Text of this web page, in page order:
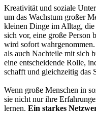
Kreativität und soziale
um das Wachstum großer
kleinen Dinge im Alltag, die
sich vor, eine große Person
wird sofort
als auch Nachteile mit sich
eine entscheidende Rolle,
schafft und gleichzeitig das
Wenn große Menschen in
sie nicht nur ihre
lernen. Ein starkes